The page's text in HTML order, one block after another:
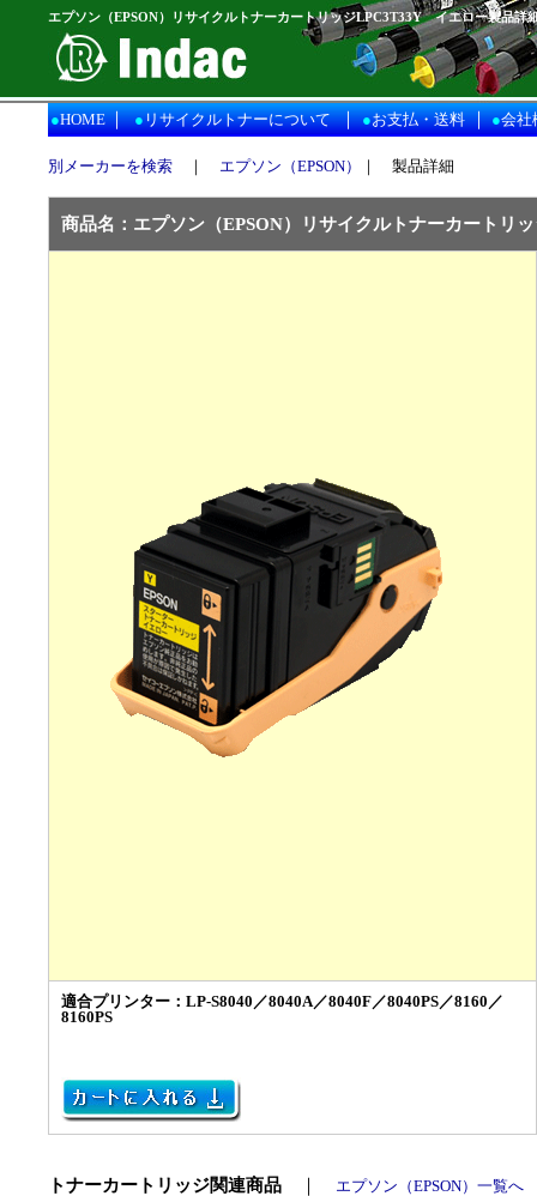
エプソン（EPSON）リサイクルトナーカートリッジLPC3T33Y イエロー製品詳
●HOME｜ ●リサイクルトナーについて ｜ ●お支払・送料 ｜ ●会社
別メーカーを検索 ｜ エプソン（EPSON） ｜ 製品詳細
商品名： エプソン（EPSON） リサイクルトナーカートリ
適合プリンター： LP-S8040／8040A／8040F／8040PS／8160／
8160PS
トナーカートリッジ関連商品 エプソン（EPSON）一覧へ